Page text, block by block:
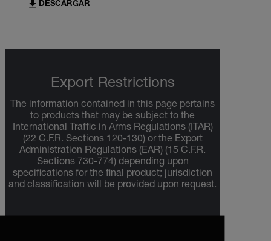
DESCARGAR
Export Restrictions
The information contained in this page pertains
to products that may be subject to the
International Traffic in Arms Regulations (ITAR)
(22 C.F.R. Sections 120-130) or the Export
Administration Regulations (EAR) (15 C.F.R.
Sections 730-774) depending upon
specifications for the final product; jurisdiction
and classification will be provided upon request.